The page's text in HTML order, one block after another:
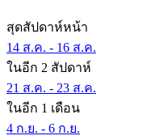
สุดสัปดาห์หน้า
14 ส.ค. - 16 ส.ค.
ในอีก 2 สัปดาห์
21 ส.ค. - 23 ส.ค.
ในอีก 1 เดือน
4 ก.ย. - 6 ก.ย.